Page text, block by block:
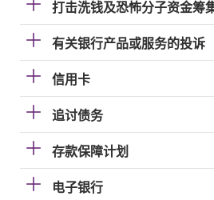
打击洗钱及恐怖分子资金筹
有关银行产品或服务的投诉
信用卡
追讨债务
存款保障计划
电子银行